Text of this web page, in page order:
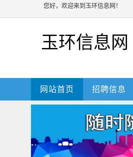
您好，欢迎来到玉环信息网！
玉环信息网
网站首页 招聘信息